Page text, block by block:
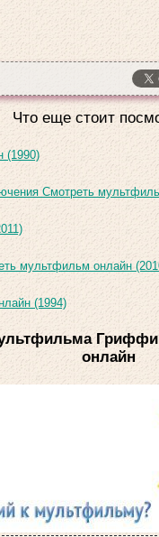
Что еще стоит
(1990)
Смотреть
мультфильм онлайн
(1994)
онлайн